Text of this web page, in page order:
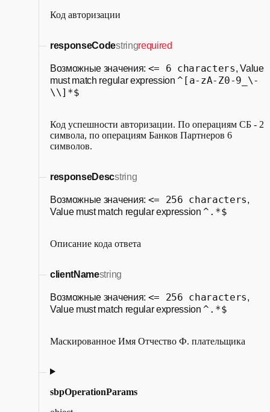
Код авторизации
responseCodestringrequired
Возможные значения: <= 6 characters, Value
must match regular expression^[a-zA-Z0-9_\-
\\]*$
Код успешности авторизации. По операциям СБ - 2
символа, по операциям Банков Партнеров 6
символов.
responseDescstring
Возможные значения: <= 256 characters,
Value must match regular expression^.*$
Описание кода ответа
clientNamestring
Возможные значения: <= 256 characters,
Value must match regular expression^.*$
Маскированное Имя Отчество Ф. плательщика
sbpOperationParams